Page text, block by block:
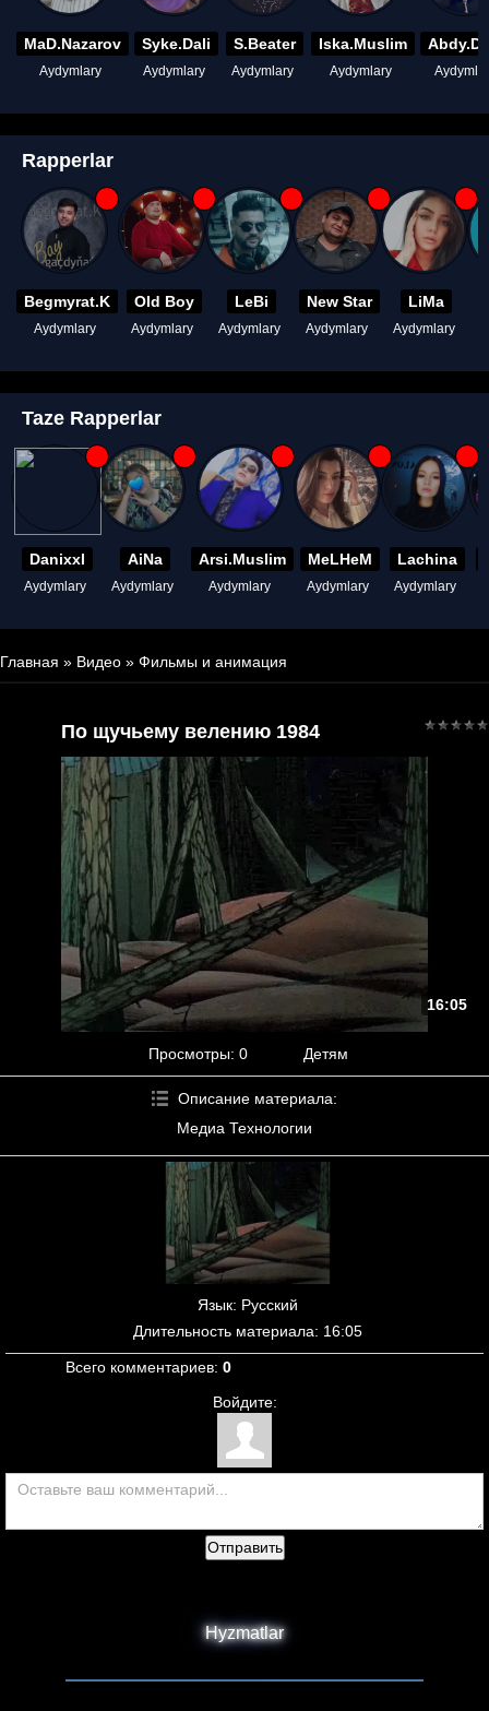
MaD.Nazarov
Aydymlary
Syke.Dali
Aydymlary
S.Beater
Aydymlary
Iska.Muslim
Aydymlary
Rapperlar
Begmyrat.K
Aydymlary
Old Boy
Aydymlary
LeBi
Aydymlary
New Star
Aydymlary
LiMa
Aydymlary
Taze Rapperlar
Danixxl
Aydymlary
AiNa
Aydymlary
Arsi.Muslim
Aydymlary
MeLHeM
Aydymlary
Lachina
Aydymlary
Главная » Видео » Фильмы и анимация
По щучьему велению 1984
16:05
Просмотры: 0 Детям
Описание материала:
Медиа Технологии
Язык: Русский
Длительность материала: 16:05
Всего комментариев: 0
Войдите:
Отправить
Hyzmatlar